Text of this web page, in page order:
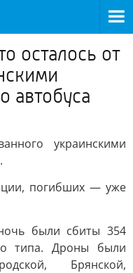
осталось от
автобуса
украинскими
погибших — уже
были сбиты 354
типа. Дроны были
Брянской,